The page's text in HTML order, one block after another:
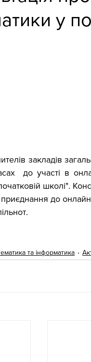
у
закладів
до участі в
школі".
до
та інформатика